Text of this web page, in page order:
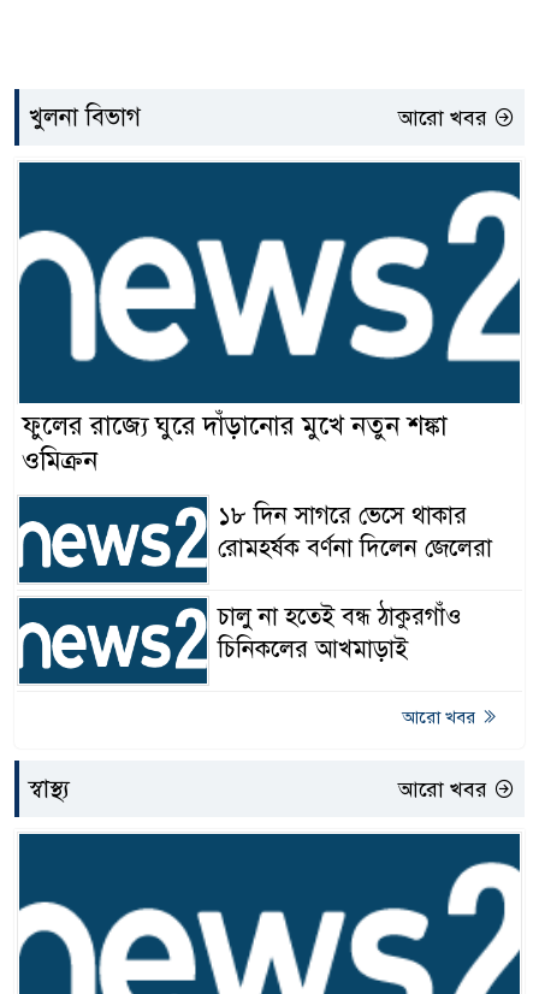
খুলনা বিভাগ আরো খবর
ফুলের রাজ্যে ঘুরে দাঁড়ানোর মুখে নতুন শঙ্কা
ওমিক্রন
১৮ দিন সাগরে ভেসে থাকার
রোমহর্ষক বর্ণনা দিলেন জেলেরা
চালু না হতেই বন্ধ ঠাকুরগাঁও
চিনিকলের আখমাড়াই
আরো খবর
স্বাস্থ্য আরো খবর